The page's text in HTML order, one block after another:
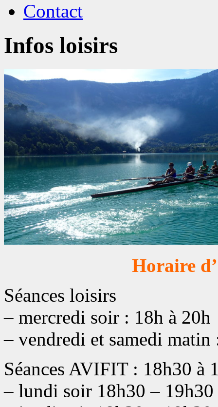
Contact
Infos loisirs
Horaire
Séances loisirs
– mercredi soir : 18h à 20h
– vendredi et samedi matin
Séances AVIFIT : 18h30 à
– lundi soir 18h30 – 19h30